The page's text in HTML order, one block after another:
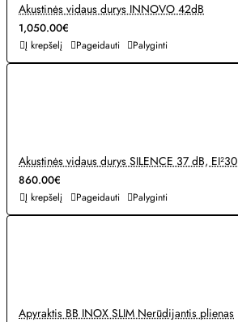
Akustinės vidaus durys INNOVO 42dB
1,050.00€
Į krepšelį Pageidauti Palyginti
Akustinės vidaus durys SILENCE 37 dB, EI²30
860.00€
Į krepšelį Pageidauti Palyginti
Apyraktis BB INOX SLIM Nerūdijantis plienas